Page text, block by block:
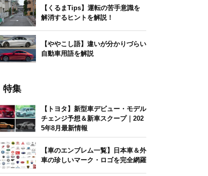
【くるまTips】運転の苦手意識を
解消するヒントを解説！
【ややこし語】違いが分かりづらい
自動車用語を解説
特集
【トヨタ】新型車デビュー・モデル
チェンジ予想＆新車スクープ｜202
5年8月最新情報
【車のエンブレム一覧】日本車＆外
車の珍しいマーク・ロゴを完全網羅